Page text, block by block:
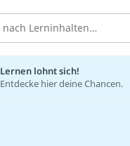
Lernen lohnt sich!
Entdecke hier deine Chancen.